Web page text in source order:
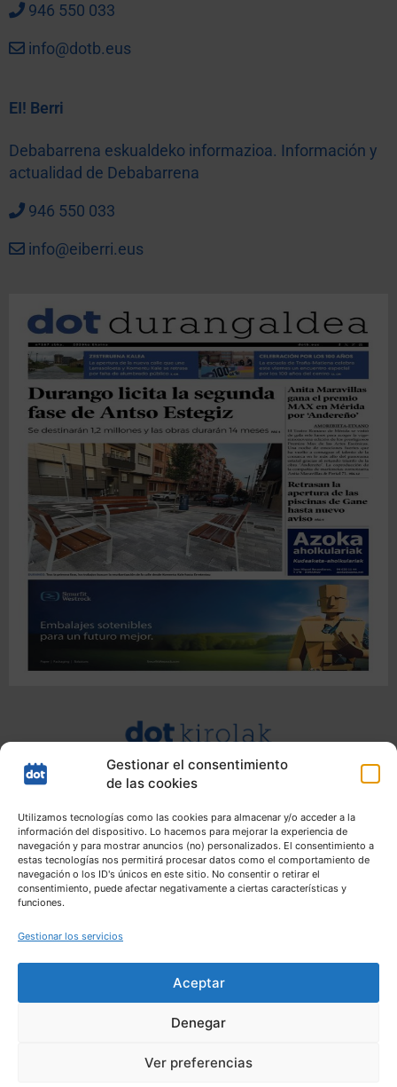
Gestionar el consentimiento
de las cookies
Utilizamos tecnologías como las cookies para almacenar y/o acceder a la
información del dispositivo. Lo hacemos para mejorar la experiencia de
navegación y para mostrar anuncios (no) personalizados. El consentimiento a
estas tecnologías nos permitirá procesar datos como el comportamiento de
navegación o los ID's únicos en este sitio. No consentir o retirar el
consentimiento, puede afectar negativamente a ciertas características y
funciones.
Gestionar los servicios
Aceptar
Denegar
Ver preferencias
946 550 033
info@dotb.eus
EI! Berri
Debabarrena eskualdeko informazioa. Información y
actualidad de Debabarrena
946 550 033
info@eiberri.eus
Aviso Legal |Política de Privacidad |